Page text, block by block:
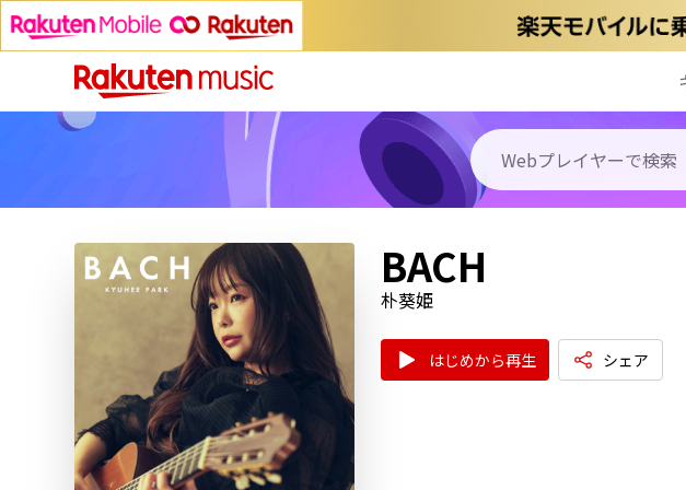
BACH
朴葵姫
はじめから再生 シェア